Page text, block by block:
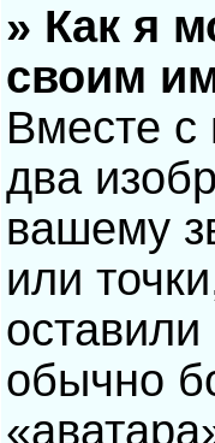
» Как я
своим
Вместе с
два
вашему
или
обычно